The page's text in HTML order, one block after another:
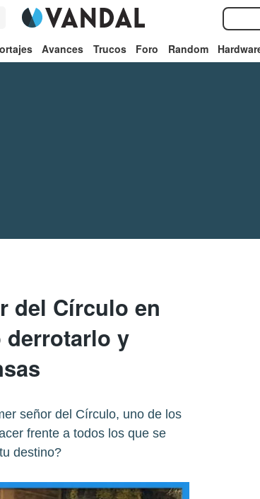
Avances Trucos Foro Random
del Círculo en
derrotarlo y
señor del Círculo, uno de los
frente a todos los que se
destino?